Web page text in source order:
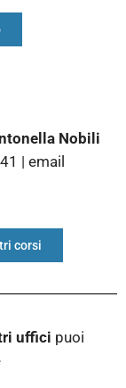
Nobili
| email
corsi
uffici puoi